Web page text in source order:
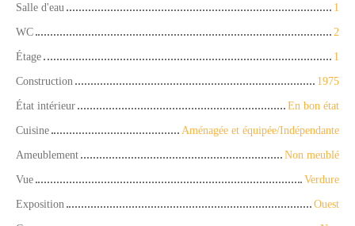
Salle d'eau
1
WC
2
Étage
1
Construction
1975
État intérieur
En bon état
Cuisine
Aménagée et équipée/Indépendante
Ameublement
Non meublé
Vue
Verdure
Exposition
Ouest